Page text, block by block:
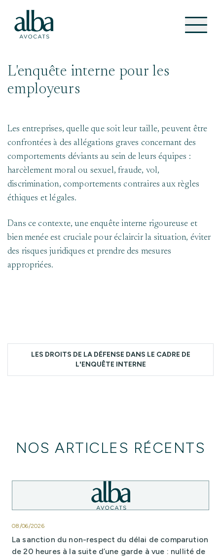
L'enquête interne pour les
employeurs
Les entreprises, quelle que soit leur taille, peuvent être
confrontées à des allégations graves concernant des
comportements déviants au sein de leurs équipes :
harcèlement moral ou sexuel, fraude, vol,
discrimination, comportements contraires aux règles
éthiques et légales.
Dans ce contexte, une enquête interne rigoureuse et
bien menée est cruciale pour éclaircir la situation, éviter
des risques juridiques et prendre des mesures
appropriées.
LES DROITS DE LA DÉFENSE DANS LE CADRE DE
L'ENQUÊTE INTERNE
NOS ARTICLES RÉCENTS
08/06/2026
La sanction du non-respect du délai de comparution
de 20 heures à la suite d’une garde à vue : nullité de